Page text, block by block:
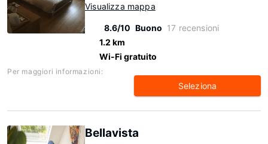
Visualizza mappa
8.6/10 Buono 17 recensioni
1.2 km
Wi-Fi gratuito
Per maggiori informazioni:
Seleziona
Bellavista